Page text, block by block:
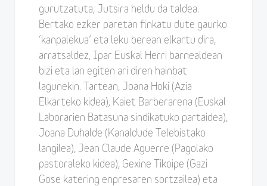
gurutzatuta, Jutsira heldu da taldea.
Bertako ezker paretan finkatu dute gaurko
‘kanpalekua’ eta leku berean elkartu dira,
arratsaldez, Ipar Euskal Herri barnealdean
bizi eta lan egiten ari diren hainbat
lagunekin. Tartean, Joana Hoki (Azia
Elkarteko kidea), Kaiet Barberarena (Euskal
Laborarien Batasuna sindikatuko partaidea),
Joana Duhalde (Kanaldude Telebistako
langilea), Jean Claude Aguerre (Pagolako
pastoraleko kidea), Gexine Tikoipe (Gazi
Gose katering enpresaren sortzailea) eta